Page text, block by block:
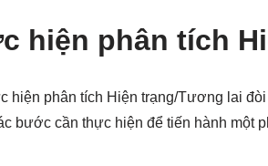
hiện phân tích
hiện phân tích Hiện trạng/Tương lai
bước cần thực hiện để tiến hành một